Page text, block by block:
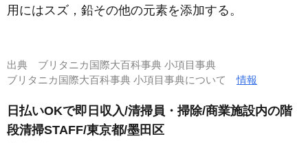
用にはスズ，鉛その他の元素を添加する。
出典 ブリタニカ国際大百科事典 小項目事典
ブリタニカ国際大百科事典 小項目事典について情報
日払いOKで即日収入/清掃員・掃除/商業施設内の階
段清掃STAFF/東京都/墨田区